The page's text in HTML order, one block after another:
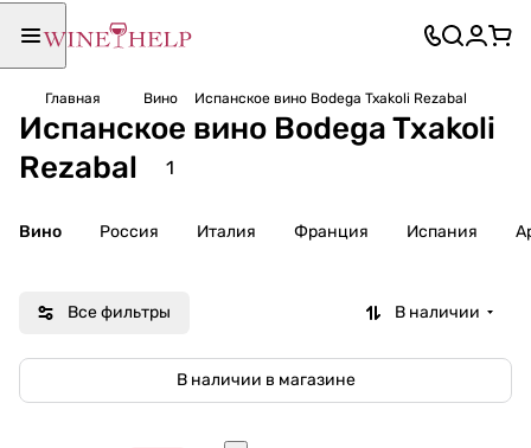
Главная Вино Испанское вино Bodega Txakoli Rezabal
Испанское вино Bodega Txakoli
Rezabal
1
Вино Россия Италия Франция Испания
Все фильтры В наличии
В наличии в магазине